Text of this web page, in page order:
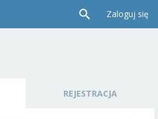
Zaloguj się
REJESTRACJA